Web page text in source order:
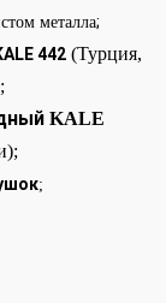
металла;
442 (Турция,
KALE
;